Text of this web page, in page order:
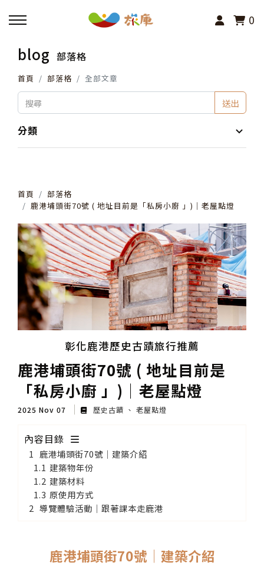
0
回主選單
活動報名
小旅行及主題導覽
其他活動
blog 部落格
首頁 部落格 全部文章
送出
分類
首頁
部落格
鹿港埔頭街70號 ( 地址目前是「私房小廚 」)│老屋點燈
彰化鹿港歷史古蹟旅行推薦
鹿港埔頭街70號 ( 地址目前是
「私房小廚 」)│老屋點燈
2025 Nov 07 歷史古蹟 老屋點燈
內容目錄
鹿港埔頭街70號│建築介紹
建築物年份
建築材料
原使用方式
導覽體驗活動│跟著課本走鹿港
鹿港埔頭街70號│建築介紹